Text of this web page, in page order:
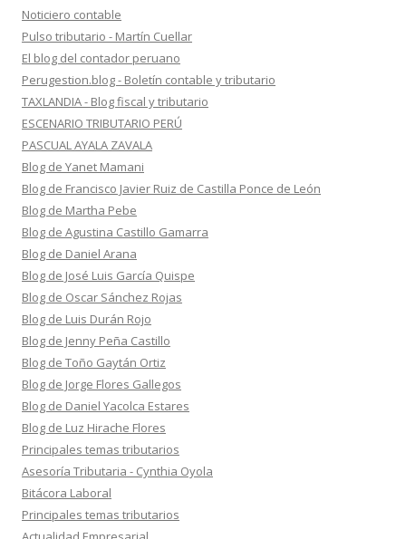
Noticiero contable
Pulso tributario - Martín Cuellar
El blog del contador peruano
Perugestion.blog - Boletín contable y tributario
TAXLANDIA - Blog fiscal y tributario
ESCENARIO TRIBUTARIO PERÚ
PASCUAL AYALA ZAVALA
Blog de Yanet Mamani
Blog de Francisco Javier Ruiz de Castilla Ponce de León
Blog de Martha Pebe
Blog de Agustina Castillo Gamarra
Blog de Daniel Arana
Blog de José Luis García Quispe
Blog de Oscar Sánchez Rojas
Blog de Luis Durán Rojo
Blog de Jenny Peña Castillo
Blog de Toño Gaytán Ortiz
Blog de Jorge Flores Gallegos
Blog de Daniel Yacolca Estares
Blog de Luz Hirache Flores
Principales temas tributarios
Asesoría Tributaria - Cynthia Oyola
Bitácora Laboral
Principales temas tributarios